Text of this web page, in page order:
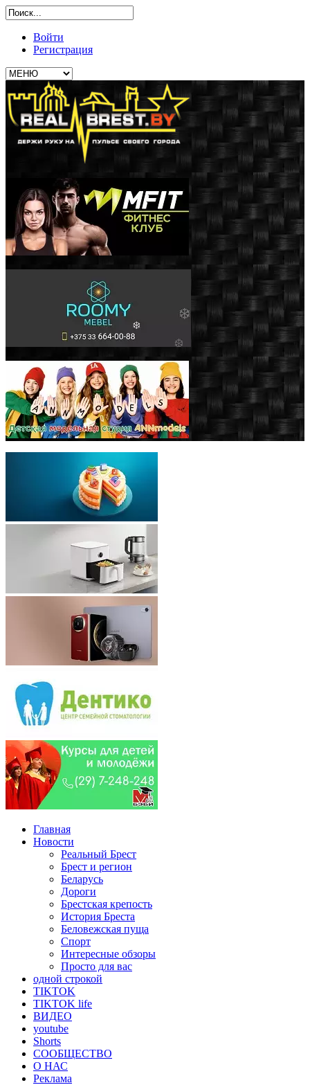
Войти
Регистрация
Главная
Новости
Реальный Брест
Брест и регион
Беларусь
Дороги
Брестская крепость
История Бреста
Беловежская пуща
Спорт
Интересные обзоры
Просто для вас
одной строкой
TIKTOK
TIKTOK life
ВИДЕО
youtube
Shorts
СООБЩЕСТВО
О НАС
Реклама